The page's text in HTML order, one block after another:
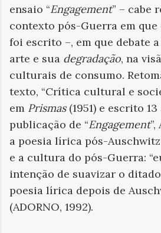
ensaio “Engagement” – cabe
contexto pós-Guerra em
foi escrito –, em que debate
arte e sua degradação, na
culturais de consumo.
texto, “Crítica cultural e
em Prismas (1951) e escrito
publicação de “Engagement
a poesia lírica pós-
e a cultura do pós-Guerra:
intenção de suavizar o
poesia lírica depois de
(ADORNO, 1992).